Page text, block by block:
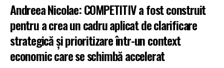
Andreea Nicolae: COMPETITIV a fost construit
pentru a crea un cadru aplicat de clarificare
strategică și prioritizare într-un context
economic care se schimbă accelerat